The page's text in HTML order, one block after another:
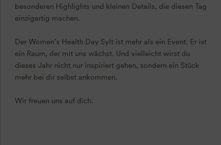
besonderen Highlights und kleinen Details, die diesen Tag
einzigartig machen.
Der Women’s Health Day Sylt ist mehr als ein Event. Er ist
ein Raum, der mit uns wächst. Und vielleicht wirst du
dieses Jahr nicht nur inspiriert gehen, sondern ein Stück
mehr bei dir selbst ankommen.
Wir freuen uns auf dich.